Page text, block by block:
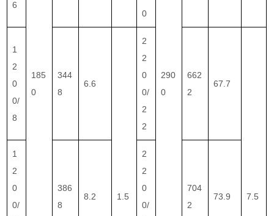
185
0
290
0
6
0
1
2
0
0/
8
344
8
6.6
1.5
2
2
0
0/
2
2
662
2
67.7
7.5
1
2
0
0/
386
8
8.2
2
2
0
0/
704
2
73.9